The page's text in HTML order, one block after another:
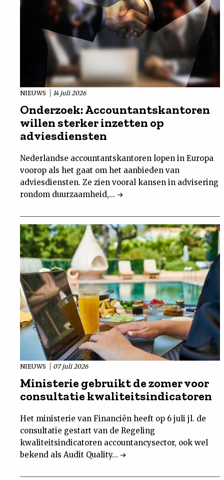
NIEUWS 14 juli 2026
Onderzoek: Accountantskantoren
willen sterker inzetten op
adviesdiensten
Nederlandse accountantskantoren lopen in Europa
voorop als het gaat om het aanbieden van
adviesdiensten. Ze zien vooral kansen in advisering
rondom duurzaamheid,...
NIEUWS 07 juli 2026
Ministerie gebruikt de zomer voor
consultatie kwaliteitsindicatoren
Het ministerie van Financiën heeft op 6 juli jl. de
consultatie gestart van de Regeling
kwaliteitsindicatoren accountancysector, ook wel
bekend als Audit Quality...